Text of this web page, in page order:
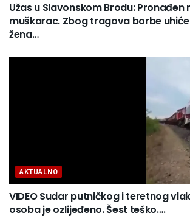
Užas u Slavonskom Brodu:
muškarac. Zbog tragova borbe
žena…
AKTUALNO
VIDEO Sudar putničkog i teretnog
osoba je ozlijeđeno. Šest teško….